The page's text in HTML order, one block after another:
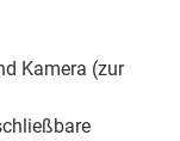
Kamera (zur